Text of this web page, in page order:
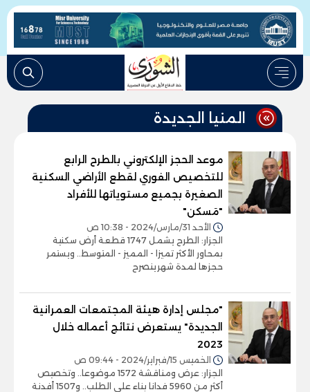
المنيا الجديدة
موعد الحجز الإلكتروني بالطرح الرابع
للتخصيص الفوري لقطع الأراضي السكنية
الصغيرة بجميع مستوياتها للأفراد
"مَسكن"
الأحد 31/مارس/2024 - 10:38 ص
الجزار: الطرح يشمل 1747 قطعة أرض سكنية
بمحاور الأكثر تميزا - المميز - المتوسط.. ويستمر
حجزها لمدة شهرينصرح
"مجلس إدارة هيئة المجتمعات العمرانية
الجديدة" يستعرض نتائج أعماله خلال
2023
الخميس 15/فبراير/2024 - 09:44 ص
الجزار: عرض ومناقشة 1572 موضوعا.. وتخصيص
أكثر من 5960 فدانا بناء على الطلب.. و1507 أفدنة